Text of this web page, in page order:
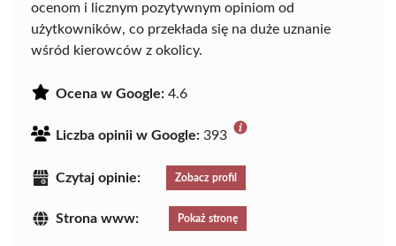
ocenom i licznym pozytywnym opiniom od
użytkowników, co przekłada się na duże uznanie
wśród kierowców z okolicy.
Ocena w Google: 4.6
Liczba opinii w Google: 393
Czytaj opinie: Zobacz profil
Strona www: Pokaż stronę